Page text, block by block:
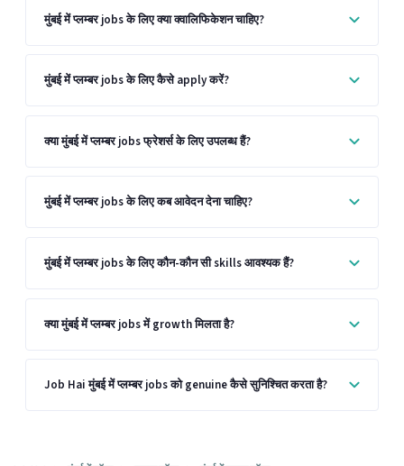
मुंबई में प्लम्बर jobs के लिए क्या क्वालिफिकेशन चाहिए?
मुंबई में प्लम्बर jobs के लिए कैसे apply करें?
क्या मुंबई में प्लम्बर jobs फ्रेशर्स के लिए उपलब्ध हैं?
मुंबई में प्लम्बर jobs के लिए कब आवेदन देना चाहिए?
मुंबई में प्लम्बर jobs के लिए कौन-कौन सी skills आवश्यक हैं?
क्या मुंबई में प्लम्बर jobs में growth मिलता है?
Job Hai मुंबई में प्लम्बर jobs को genuine कैसे सुनिश्चित करता है?